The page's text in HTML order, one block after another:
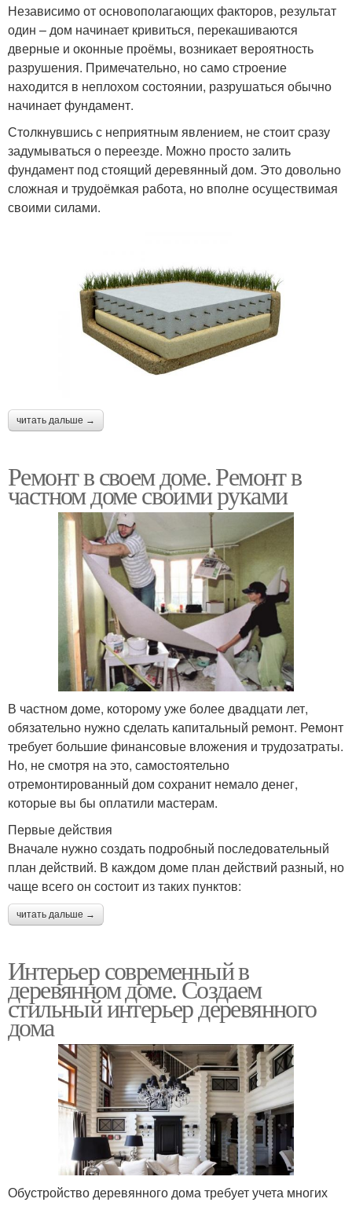
Независимо от основополагающих факторов, результат
один – дом начинает кривиться, перекашиваются
дверные и оконные проёмы, возникает вероятность
разрушения. Примечательно, но само строение
находится в неплохом состоянии, разрушаться обычно
начинает фундамент.
Столкнувшись с неприятным явлением, не стоит сразу
задумываться о переезде. Можно просто залить
фундамент под стоящий деревянный дом. Это довольно
сложная и трудоёмкая работа, но вполне осуществимая
своими силами.
читать дальше →
Ремонт в своем доме. Ремонт в
частном доме своими руками
В частном доме, которому уже более двадцати лет,
обязательно нужно сделать капитальный ремонт. Ремонт
требует большие финансовые вложения и трудозатраты.
Но, не смотря на это, самостоятельно
отремонтированный дом сохранит немало денег,
которые вы бы оплатили мастерам.
Первые действия
Вначале нужно создать подробный последовательный
план действий. В каждом доме план действий разный, но
чаще всего он состоит из таких пунктов:
читать дальше →
Интерьер современный в
деревянном доме. Создаем
стильный интерьер деревянного
дома
Обустройство деревянного дома требует учета многих